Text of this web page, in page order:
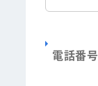
電話番号